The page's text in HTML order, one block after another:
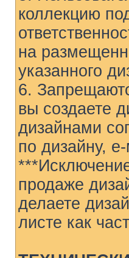
коллекцию
на
указанного
6.
вы создаете
дизайнами
по дизайну,
продаже
делаете
листе как